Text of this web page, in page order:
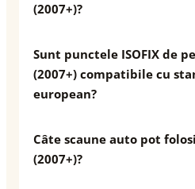
(2007+)?
Sunt punctele ISOFIX de
(2007+) compatibile cu
european?
Câte scaune auto pot
(2007+)?